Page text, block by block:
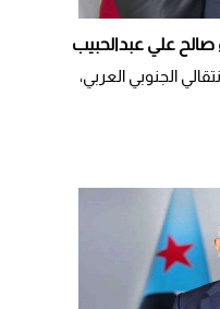
صالح علي عبدالحبيب
الجنوبي العربي،